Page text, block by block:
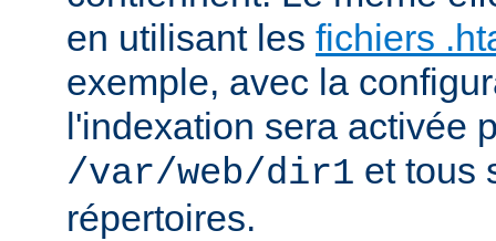
en utilisant les fichiers
exemple, avec la
l'indexation sera activée
/var/web/dir1 et tous
répertoires.